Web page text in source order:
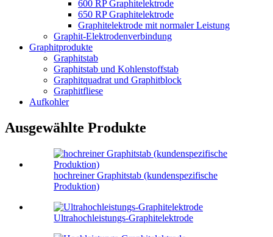
600 RP Graphitelektrode
650 RP Graphitelektrode
Graphitelektrode mit normaler Leistung
Graphit-Elektrodenverbindung
Graphitprodukte
Graphitstab
Graphitstab und Kohlenstoffstab
Graphitquadrat und Graphitblock
Graphitfliese
Aufkohler
Ausgewählte Produkte
hochreiner Graphitstab (kundenspezifische
Produktion)
Ultrahochleistungs-Graphitelektrode